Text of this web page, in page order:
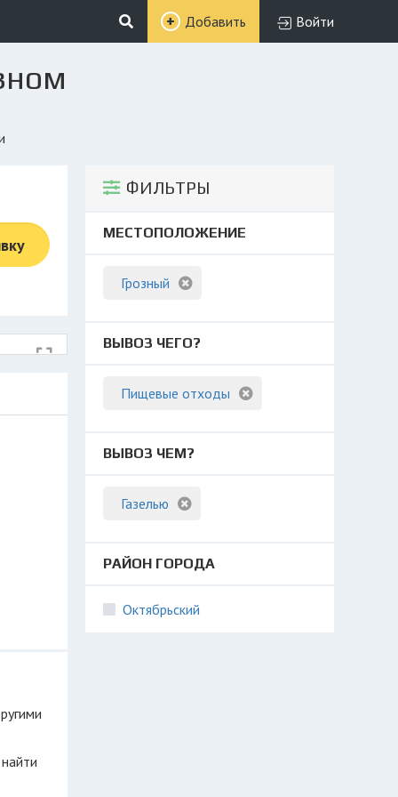
Добавить Войти
ФИЛЬТРЫ
МЕСТОПОЛОЖЕНИЕ
Грозный
ВЫВОЗ ЧЕГО?
Пищевые отходы
ВЫВОЗ ЧЕМ?
Газелью
РАЙОН ГОРОДА
Октябрьский